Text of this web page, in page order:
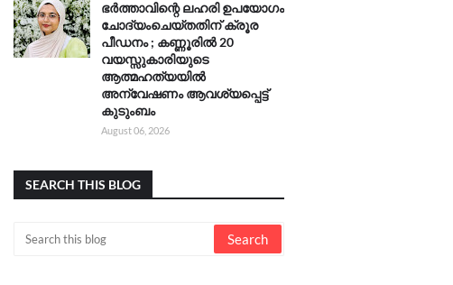
ഭർത്താവിന്റെ ലഹരി ഉപയോഗം
ചോദ്യംചെയ്തതിന് ക്രൂര
പീഡനം ; കണ്ണൂരിൽ 20
വയസ്സുകാരിയുടെ
ആത്മഹത്യയിൽ
അന്വേഷണം ആവശ്യപ്പെട്ട്
കുടുംബം
August 06, 2026
SEARCH THIS BLOG